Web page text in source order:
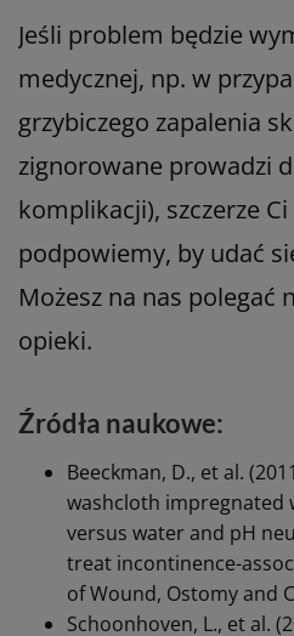
Jeśli problem będzie
medycznej, np. w
grzybiczego zapalenia
zignorowane prowadzi
komplikacji), szczerze
podpowiemy, by udać
Możesz na nas polegać
opieki.
Źródła naukowe:
Beeckman, D., et al.
washcloth impregnated
versus water and pH
treat incontinence-
of Wound, Ostomy and
Schoonhoven, L., et al.